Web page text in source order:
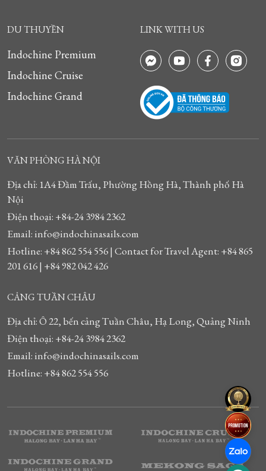
DU THUYỀN
Indochine Premium
Indochine Cruise
Indochine Grand
LINK WITH US
VĂN PHÒNG HÀ NỘI
Địa chỉ: 1A4 Đầm Trấu, Phường Hồng Hà, Thành phố Hà
Nội
Điện thoại: +84-24 3984 2362
Email: info@indochinasails.com
Hotline: +84 862 554 556 | Contact for Travel Agent: +84 865
201 616 | +84 982 042 426
CẢNG TUẦN CHÂU
Địa chỉ: Ô 22, bến cảng Tuần Châu, Hạ Long, Quảng Ninh
Điện thoại: +84-24 3984 2362
Email: info@indochinasails.com
Hotline: +84 862 554 556